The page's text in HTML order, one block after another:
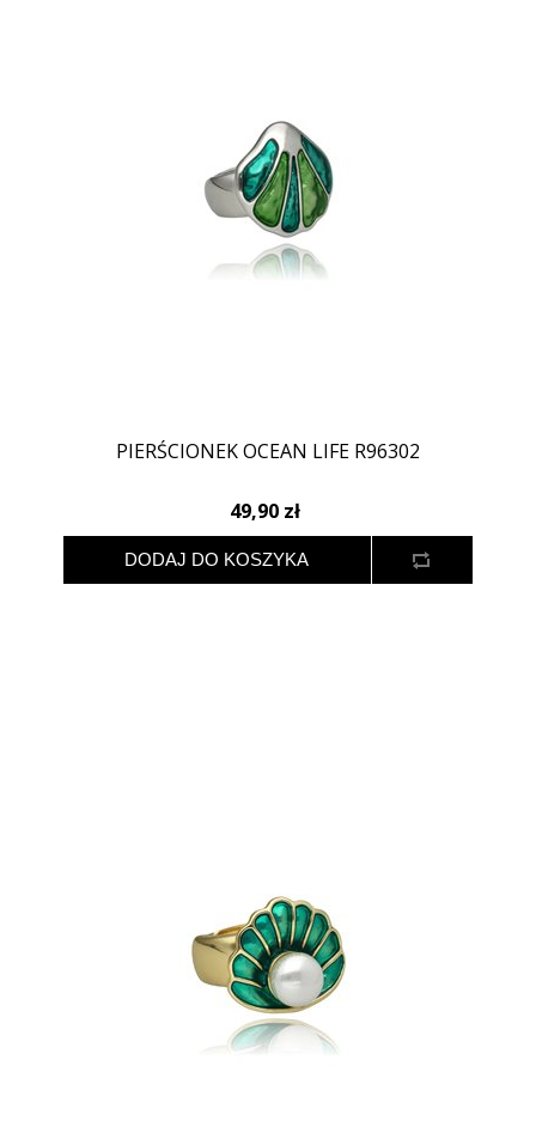
PIERŚCIONEK OCEAN LIFE R96302
49,90 zł